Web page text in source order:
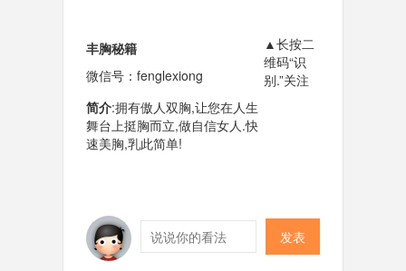
丰胸秘籍
微信号： fenglexiong
▲长按二
维码“识
别.”关注
简介:拥有傲人双胸,让您在人生
舞台上挺胸而立,做自信女人.快
速美胸,乳此简单!
发表